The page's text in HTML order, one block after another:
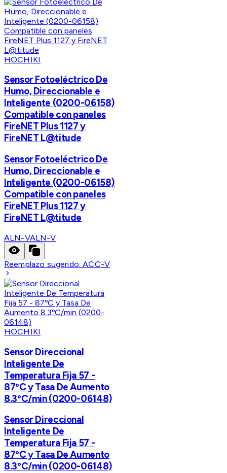
HOCHIKI
Sensor Fotoeléctrico De
Humo, Direccionable e
Inteligente (0200-06158)
Compatible con paneles
FireNET Plus 1127 y
FireNET L@titude
Sensor Fotoeléctrico De
Humo, Direccionable e
Inteligente (0200-06158)
Compatible con paneles
FireNET Plus 1127 y
FireNET L@titude
ALN-VALN-V
Reemplazo sugerido:ACC-V
HOCHIKI
Sensor Direccional
Inteligente De
Temperatura Fija 57 -
87ºC y Tasa De Aumento
8.3ºC/min (0200-06148)
Sensor Direccional
Inteligente De
Temperatura Fija 57 -
87ºC y Tasa De Aumento
8.3ºC/min (0200-06148)